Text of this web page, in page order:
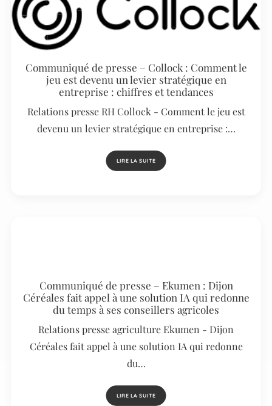
Communiqué de presse – Collock : Comment le
jeu est devenu un levier stratégique en
entreprise : chiffres et tendances
Relations presse RH Collock - Comment le jeu est
devenu un levier stratégique en entreprise :…
LIRE LA SUITE
Communiqué de presse – Ekumen : Dijon
Céréales fait appel à une solution IA qui redonne
du temps à ses conseillers agricoles
Relations presse agriculture Ekumen - Dijon
Céréales fait appel à une solution IA qui redonne
du…
LIRE LA SUITE